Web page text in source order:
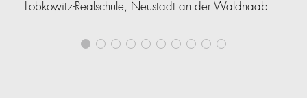
Lobkowitz-Realschule, Neustadt an der Waldnaab